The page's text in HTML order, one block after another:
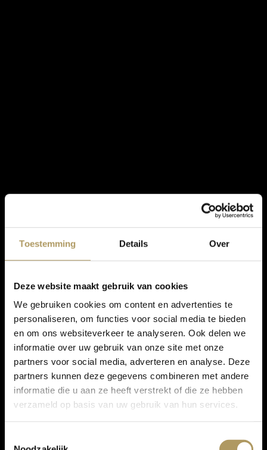
Toestemming Details Over
Deze website maakt gebruik van cookies
We gebruiken cookies om content en advertenties te
personaliseren, om functies voor social media te bieden
en om ons websiteverkeer te analyseren. Ook delen we
informatie over uw gebruik van onze site met onze
partners voor social media, adverteren en analyse. Deze
partners kunnen deze gegevens combineren met andere
informatie die u aan ze heeft verstrekt of die ze hebben
verzameld op basis van uw gebruik van hun services.